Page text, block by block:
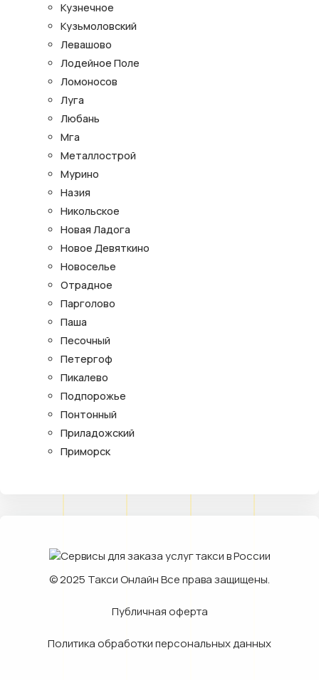
Кузнечное
Кузьмоловский
Левашово
Лодейное Поле
Ломоносов
Луга
Любань
Мга
Металлострой
Мурино
Назия
Никольское
Новая Ладога
Новое Девяткино
Новоселье
Отрадное
Парголово
Паша
Песочный
Петергоф
Пикалево
Подпорожье
Понтонный
Приладожский
Приморск
© 2025 Такси ОнлайнВсе права защищены.
Публичная оферта
Политика обработки персональных данных